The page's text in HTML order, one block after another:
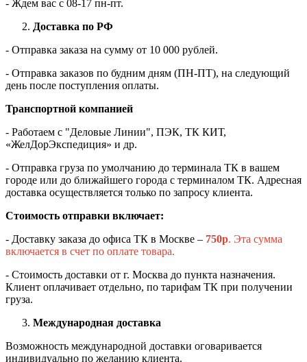
- Ждем вас c 08-17 пн-пт.
Доставка по РФ
- Отправка заказа на сумму от 10 000 рублей.
- Отправка заказов по будним дням (ПН-ПТ), на следующий
день после поступления оплаты.
Транспортной компанией
- Работаем с "Деловые Линии", ПЭК, ТК КИТ,
«ЖелДорЭкспедиция» и др.
- Отправка груза по умолчанию до терминала ТК в вашем
городе или до ближайшего города с терминалом ТК. Адресная
доставка осуществляется только по запросу клиента.
Стоимость отправки включает:
- Доставку заказа до офиса ТК в Москве – 750р. Эта сумма
включается в счет по оплате товара.
- Стоимость доставки от г. Москва до пункта назначения.
Клиент оплачивает отдельно, по тарифам ТК при получении
груза.
Международная доставка
Возможность международной доставки оговаривается
индивидуально по желанию клиента.